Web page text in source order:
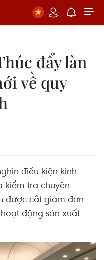
đẩy làn
về quy
điều kiện kinh
kiểm tra chuyên
được cắt giảm đơn
động sản xuất